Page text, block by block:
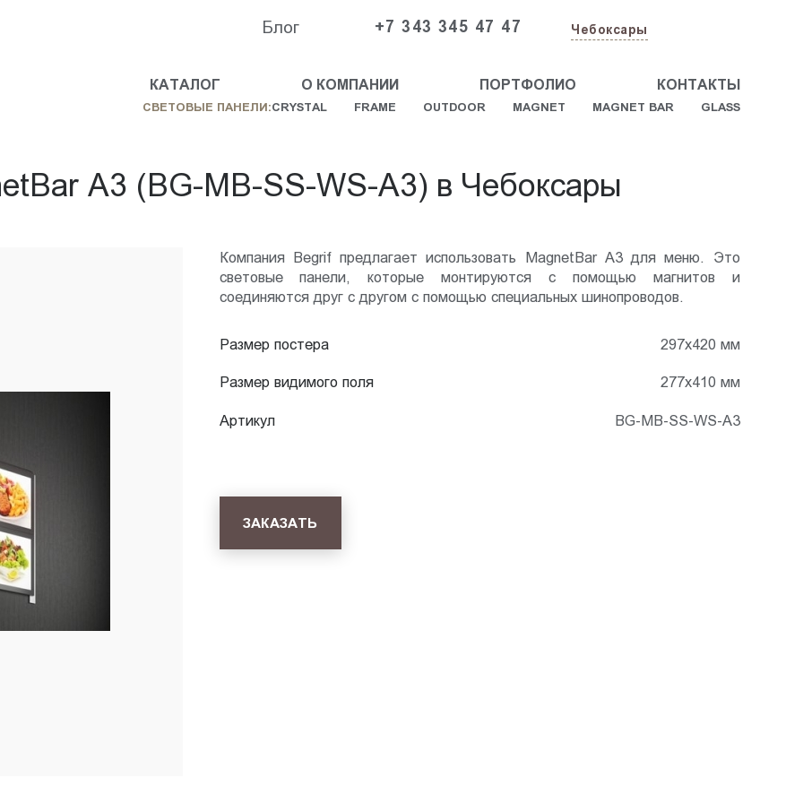
Блог +7 343 345 47 47 Чебоксары
КАТАЛОГ О КОМПАНИИ ПОРТФОЛИО КОНТАКТЫ
СВЕТОВЫЕ ПАНЕЛИ:CRYSTAL FRAME OUTDOOR MAGNET MAGNET BAR GLASS
А3 (BG-MB-SS-WS-A3) в Чебоксары
Компания Begrif предлагает использовать MagnetBar А3 для меню. Это
световые панели, которые монтируются с помощью магнитов и
соединяются друг с другом с помощью специальных шинопроводов.
Размер постера 297х420 мм
Размер видимого поля 277х410 мм
Артикул BG-MB-SS-WS-A3
ЗАКАЗАТЬ